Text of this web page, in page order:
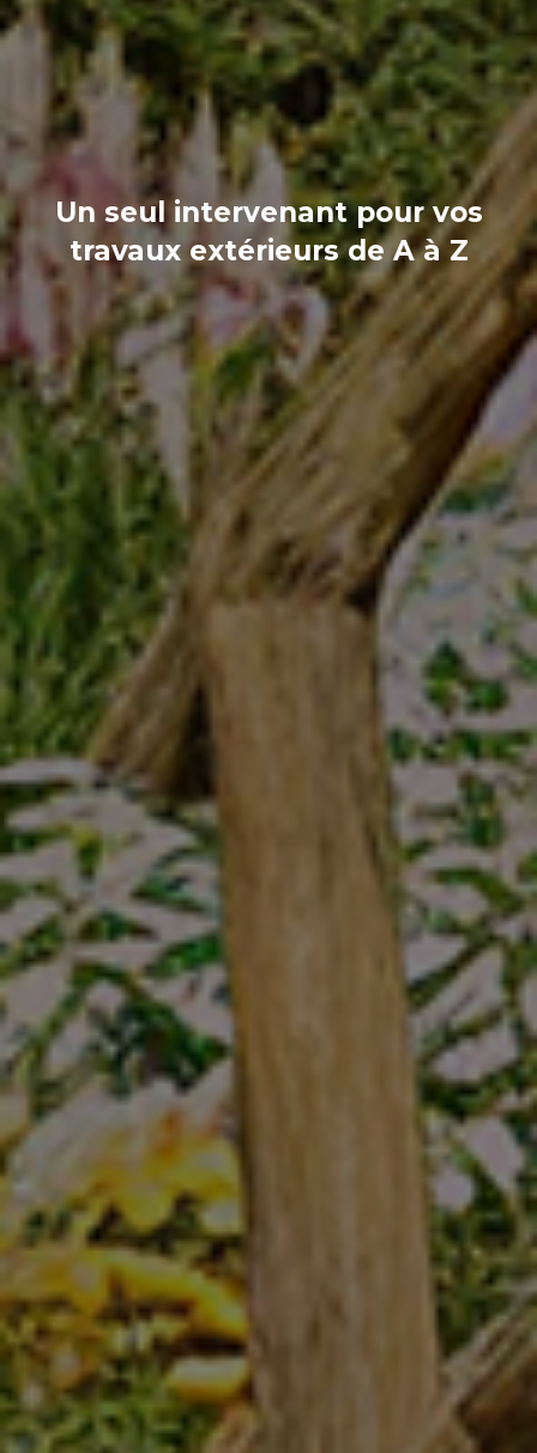
Un seul intervenant pour vos
travaux extérieurs de A à Z